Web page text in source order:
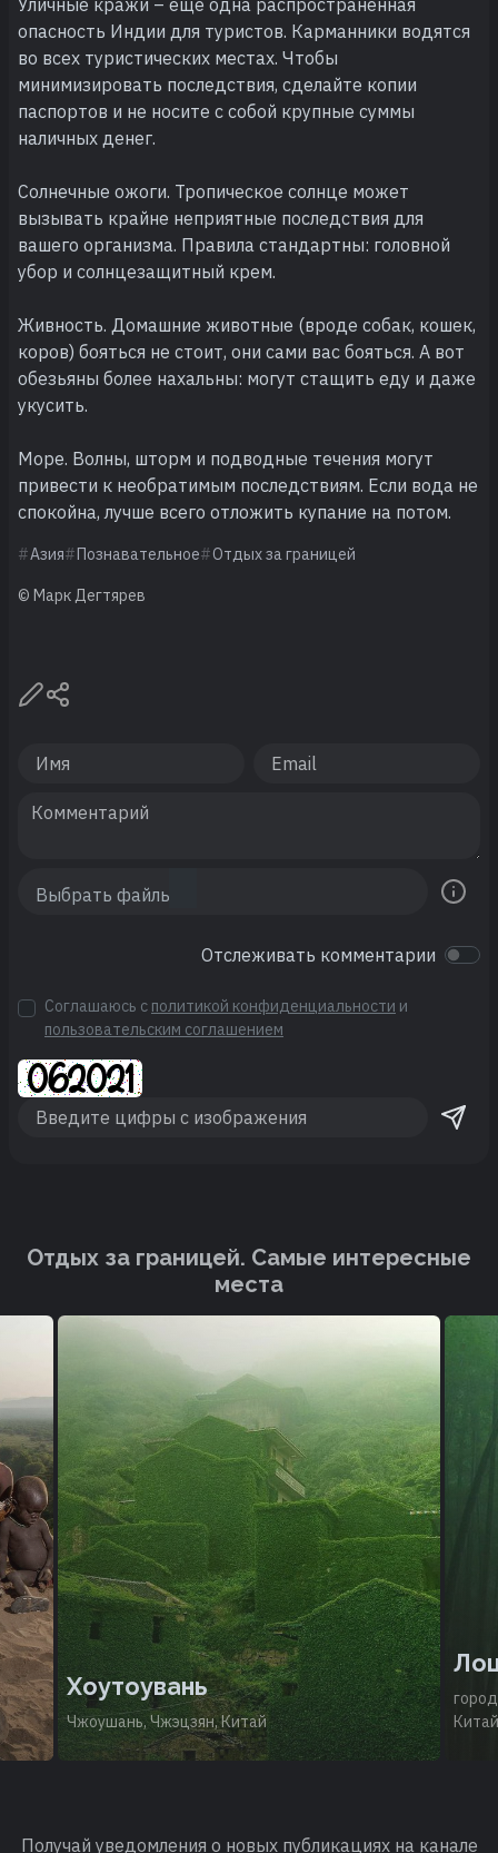
опасность Индии для туристов. Карманники водятся
во всех туристических местах. Чтобы
минимизировать последствия, сделайте копии
паспортов и не носите с собой крупные суммы
наличных денег.
Солнечные ожоги. Тропическое солнце может
вызывать крайне неприятные последствия для
вашего организма. Правила стандартны: головной
убор и солнцезащитный крем.
Живность. Домашние животные (вроде собак, кошек,
коров) бояться не стоит, они сами вас бояться. А вот
обезьяны более нахальны: могут стащить еду и даже
укусить.
Море. Волны, шторм и подводные течения могут
привести к необратимым последствиям. Если вода не
спокойна, лучше всего отложить купание на потом.
Азия Познавательное Отдых за границей
© Марк Дегтярев
Отслеживать комментарии
Соглашаюсь с политикой конфиденциальности и
пользовательским соглашением
Отдых за границей. Cамые интересные
места
Лощина черного бамбука
городской округ Лэшань, провинция Сычуань,
Китай
Получай уведомления о новых публикациях на канале